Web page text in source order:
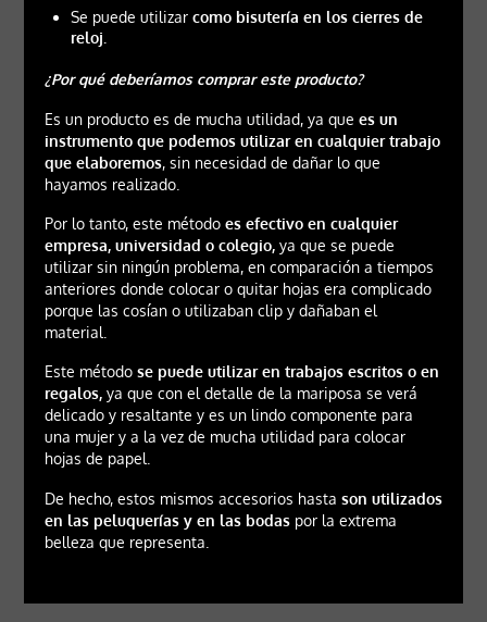
Se puede utilizar como bisutería en los cierres de
reloj.
¿Por qué deberíamos comprar este producto?
Es un producto es de mucha utilidad, ya que es un
instrumento que podemos utilizar en cualquier trabajo
que elaboremos, sin necesidad de dañar lo que
hayamos realizado.
Por lo tanto, este método es efectivo en cualquier
empresa, universidad o colegio,ya que se puede
utilizar sin ningún problema, en comparación a tiempos
anteriores donde colocar o quitar hojas era complicado
porque las cosían o utilizaban clip y dañaban el
material.
Este método se puede utilizar en trabajos escritos o en
regalos,ya que con el detalle de la mariposa se verá
delicado y resaltante y es un lindo componente para
una mujer y a la vez de mucha utilidad para colocar
hojas de papel.
De hecho, estos mismos accesorios hasta son utilizados
en las peluquerías y en las bodaspor la extrema
belleza que representa.